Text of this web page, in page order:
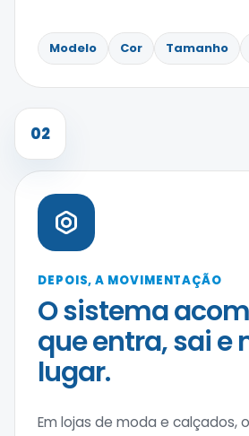
Modelo Cor Tamanho
02
DEPOIS, A MOVIMENTAÇÃO
O sistema
que entra, sai e
lugar.
Em lojas de moda e calçados,